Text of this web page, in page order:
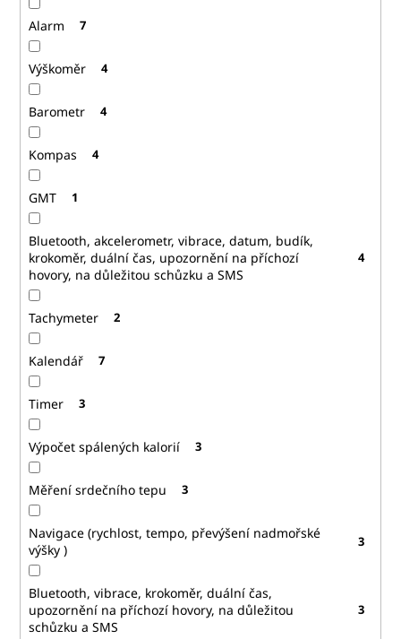
Alarm 7
Výškoměr 4
Barometr 4
Kompas 4
GMT 1
Bluetooth, akcelerometr, vibrace, datum, budík,
krokoměr, duální čas, upozornění na příchozí
hovory, na důležitou schůzku a SMS
4
Tachymeter 2
Kalendář 7
Timer 3
Výpočet spálených kalorií 3
Měření srdečního tepu 3
Navigace (rychlost, tempo, převýšení nadmořské
výšky )
3
Bluetooth, vibrace, krokoměr, duální čas,
upozornění na příchozí hovory, na důležitou
schůzku a SMS
3